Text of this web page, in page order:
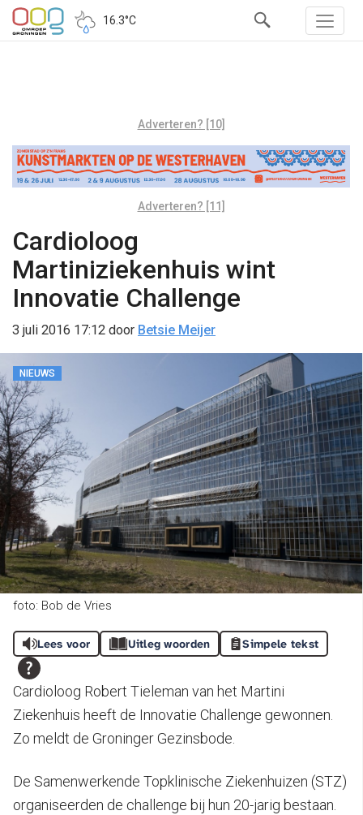
16.3°C
Adverteren? [10]
Adverteren? [11]
Cardioloog
Martiniziekenhuis wint
Innovatie Challenge
3 juli 2016 17:12 door Betsie Meijer
NIEUWS
foto: Bob de Vries
Lees voor Uitleg woorden Simpele tekst
Cardioloog Robert Tieleman van het Martini
Ziekenhuis heeft de Innovatie Challenge gewonnen.
Zo meldt de Groninger Gezinsbode.
De Samenwerkende Topklinische Ziekenhuizen (STZ)
organiseerden de challenge bij hun 20-jarig bestaan.